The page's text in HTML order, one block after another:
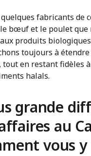
fabricants de
bœuf et le poulet que
produits
toujours à
en restant fidèles
halals.
grande
au
vous